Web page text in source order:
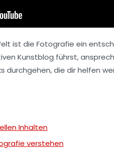
ist die Fotografie ein
Kunstblog führst,
durchgehen, die dir helfen
Inhalten
verstehen